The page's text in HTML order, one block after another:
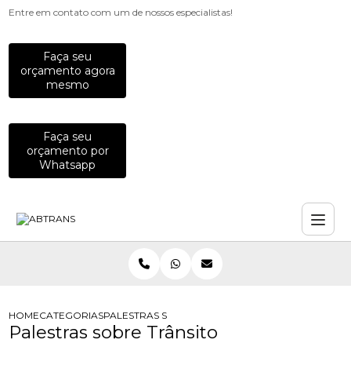
Entre em contato com um de nossos especialistas!
Faça seu
orçamento agora
mesmo
Faça seu
orçamento por
Whatsapp
HOMECATEGORIASPALESTRAS SOBRE TRÂNSITO
Palestras sobre Trânsito